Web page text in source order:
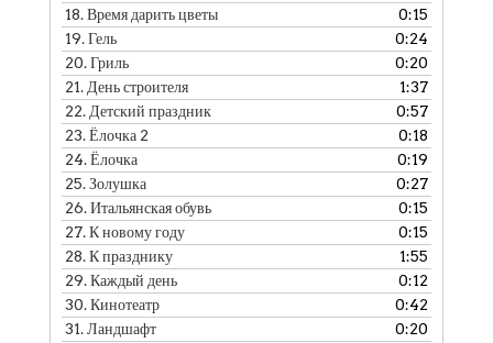
18.Время дарить цветы
0:15
19.Гель
0:24
20.Гриль
0:20
21. День строителя
1:37
22. Детский праздник
0:57
23.Ёлочка 2
0:18
24.Ёлочка
0:19
25.Золушка
0:27
26.Итальянская обувь
0:15
27.К новому году
0:15
28.К празднику
1:55
29.Каждый день
0:12
30.Кинотеатр
0:42
31.Ландшафт
0:20